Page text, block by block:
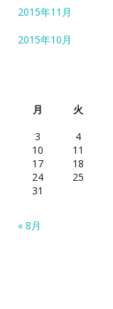
2015年11月
2015年10月
月
火
3
4
10
11
17
18
24
25
31
« 8月